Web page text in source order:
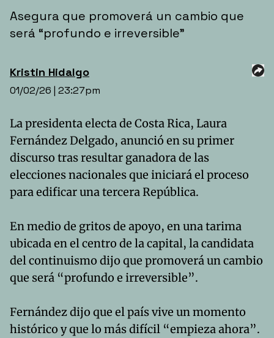
Asegura que promoverá un cambio que
será “profundo e irreversible”
Kristin Hidalgo
01/02/26 | 23:27pm
La presidenta electa de Costa Rica, Laura
Fernández Delgado, anunció en su primer
discurso tras resultar ganadora de las
elecciones nacionales que iniciará el proceso
para edificar una tercera República.
En medio de gritos de apoyo, en una tarima
ubicada en el centro de la capital, la candidata
del continuismo dijo que promoverá un cambio
que será “profundo e irreversible”.
Fernández dijo que el país vive un momento
histórico y que lo más difícil “empieza ahora”.